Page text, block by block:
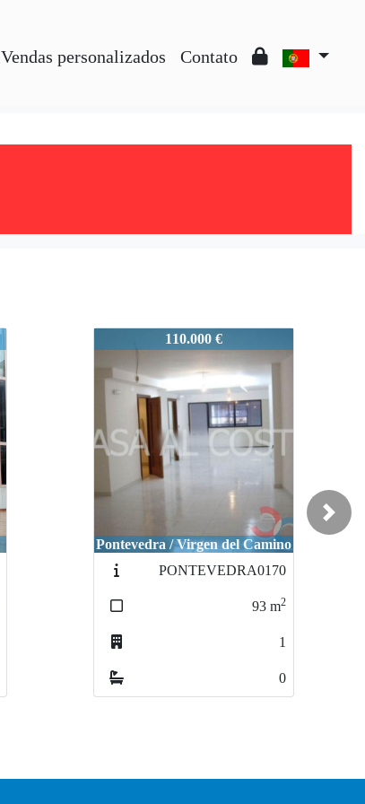
Vendas personalizados Contato
MARIN0216110.000 €
Pontevedra / Virgen del Camino
PONTEVEDRA0170
93 m2
1
0
Next